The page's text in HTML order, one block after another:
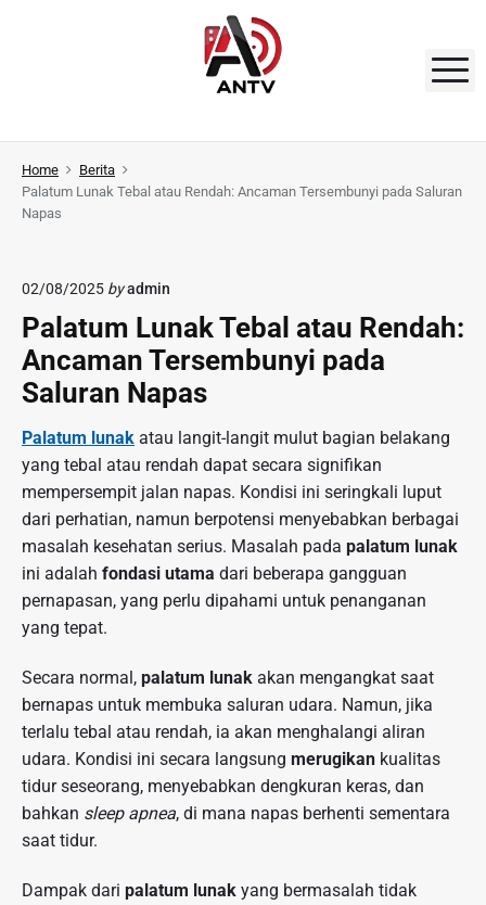
o
A
N
Home
Berita
Palatum Lunak Tebal atau Rendah: Ancaman Tersembunyi pada Saluran
Napas
02/08/2025 byadmin
Palatum Lunak Tebal atau Rendah:
Ancaman Tersembunyi pada
Saluran Napas
Palatum lunak atau langit-langit mulut bagian belakang
yang tebal atau rendah dapat secara signifikan
mempersempit jalan napas. Kondisi ini seringkali luput
dari perhatian, namun berpotensi menyebabkan berbagai
masalah kesehatan serius. Masalah pada palatum lunak
ini adalah fondasi utama dari beberapa gangguan
pernapasan, yang perlu dipahami untuk penanganan
yang tepat.
Secara normal, palatum lunak akan mengangkat saat
bernapas untuk membuka saluran udara. Namun, jika
terlalu tebal atau rendah, ia akan menghalangi aliran
udara. Kondisi ini secara langsung merugikan kualitas
tidur seseorang, menyebabkan dengkuran keras, dan
bahkan sleep apnea, di mana napas berhenti sementara
saat tidur.
Dampak dari palatum lunak yang bermasalah tidak